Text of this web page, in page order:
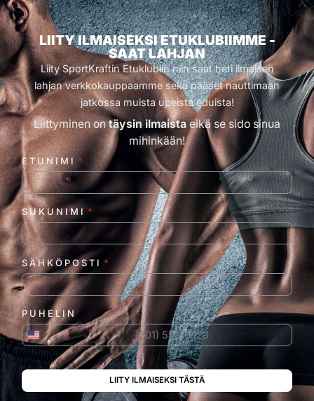
LIITY ILMAISEKSI ETUKLUBIIMME -
SAAT LAHJAN
Liity SportKraftin Etuklubiin niin saat heti ilmaisen
lahjan verkkokauppaamme sekä pääset nauttimaan
jatkossa muista upeista eduista!
Liittyminen ontäysin ilmaistaeikä se sido sinua
mihinkään!
ETUNIMI *
SUKUNIMI *
SÄHKÖPOSTI *
PUHELIN
Yhdysvallat +1